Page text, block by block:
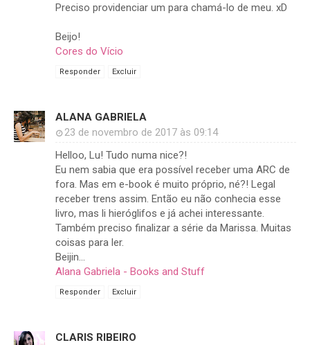
Preciso providenciar um para chamá-lo de meu. xD
Beijo!
Cores do Vício
Responder Excluir
ALANA GABRIELA
23 de novembro de 2017 às 09:14
Helloo, Lu! Tudo numa nice?!
Eu nem sabia que era possível receber uma ARC de
fora. Mas em e-book é muito próprio, né?! Legal
receber trens assim. Então eu não conhecia esse
livro, mas li hieróglifos e já achei interessante.
Também preciso finalizar a série da Marissa. Muitas
coisas para ler.
Beijin...
Alana Gabriela - Books and Stuff
Responder Excluir
CLARIS RIBEIRO